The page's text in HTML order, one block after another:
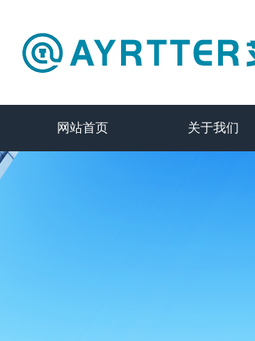
网站首页 关于我们